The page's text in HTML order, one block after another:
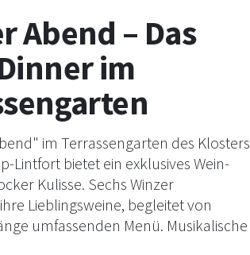
Abend – Das
im
im Terrassengarten des Klosters
Lintfort bietet ein exklusives Wein-
Kulisse. Sechs Winzer
Lieblingsweine, begleitet von
umfassenden Menü. Musikalische